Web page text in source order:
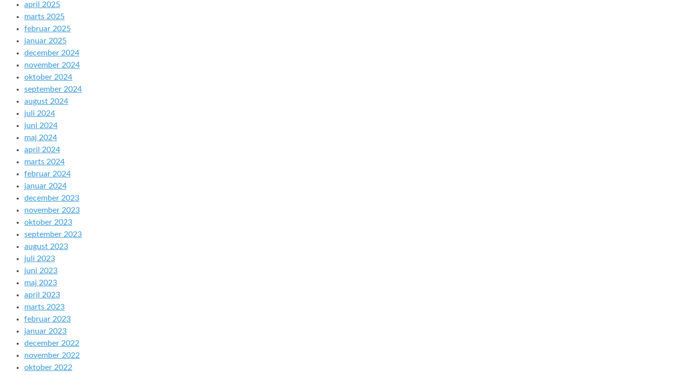
april 2025
marts 2025
februar 2025
januar 2025
december 2024
november 2024
oktober 2024
september 2024
august 2024
juli 2024
juni 2024
maj 2024
april 2024
marts 2024
februar 2024
januar 2024
december 2023
november 2023
oktober 2023
september 2023
august 2023
juli 2023
juni 2023
maj 2023
april 2023
marts 2023
februar 2023
januar 2023
december 2022
november 2022
oktober 2022